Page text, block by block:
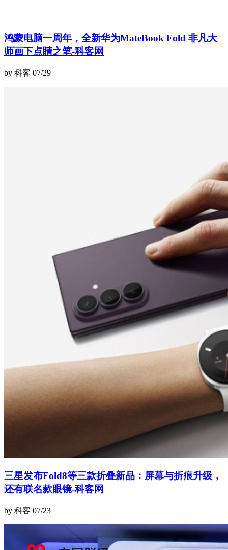
鸿蒙电脑一周年，全新华为MateBook Fold 非凡大
师画下点睛之笔-科客网
by 科客 07/29
三星发布Fold8等三款折叠新品：屏幕与折痕升级，
还有联名款眼镜-科客网
by 科客 07/23